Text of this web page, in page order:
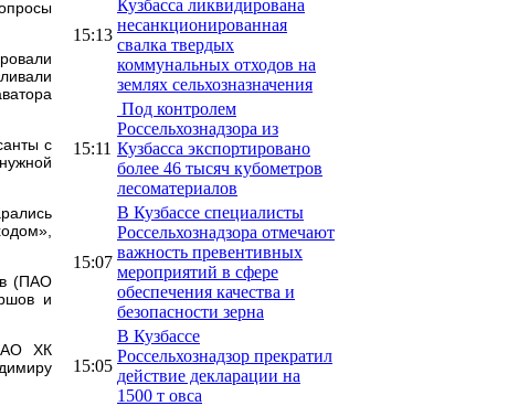
с
(ПАО
и
ХК
15:13
Кузбасса ликвидирована
несанкционированная
свалка твердых
коммунальных отходов на
землях сельхозназначения
15:11
Под контролем
Россельхознадзора из
Кузбасса экспортировано
более 46 тысяч кубометров
лесоматериалов
15:07
В Кузбассе специалисты
Россельхознадзора отмечают
важность превентивных
мероприятий в сфере
обеспечения качества и
безопасности зерна
15:05
В Кузбассе
Россельхознадзор прекратил
действие декларации на
1500 т овса